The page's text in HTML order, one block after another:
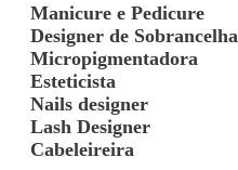
Manicure e Pedicure
Designer de
Micropigmentadora
Esteticista
Nails designer
Lash Designer
Cabeleireira